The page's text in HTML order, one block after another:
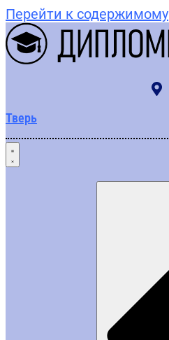
Перейти к содержимому
Тверь